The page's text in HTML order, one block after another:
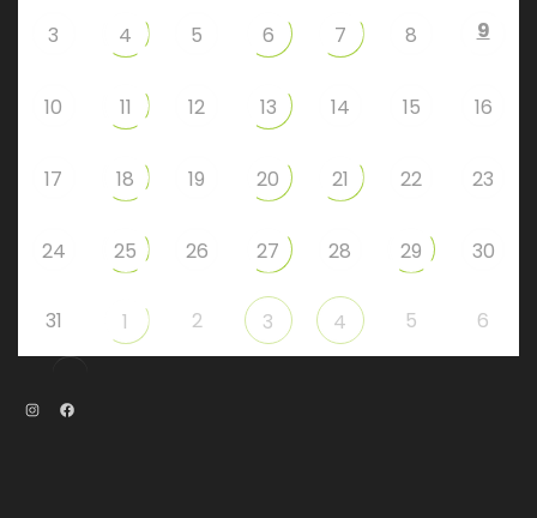
3 4 5 6 7 8 9
10 11 12 13 14 15 16
17 18 19 20 21 22 23
24 25 26 27 28 29 30
31 1 2 3 4 5 6